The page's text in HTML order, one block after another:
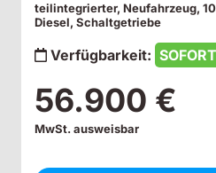
teilintegrierter, Neufahrzeug,
Diesel, Schaltgetriebe
Verfügbarkeit: SOFORT
56.900 €
MwSt. ausweisbar